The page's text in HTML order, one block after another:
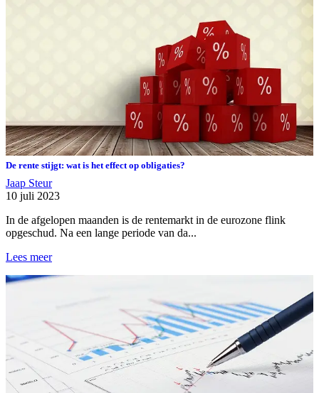
De rente stijgt: wat is het effect op obligaties?
Jaap Steur
10 juli 2023
In de afgelopen maanden is de rentemarkt in de eurozone flink
opgeschud. Na een lange periode van da...
Lees meer